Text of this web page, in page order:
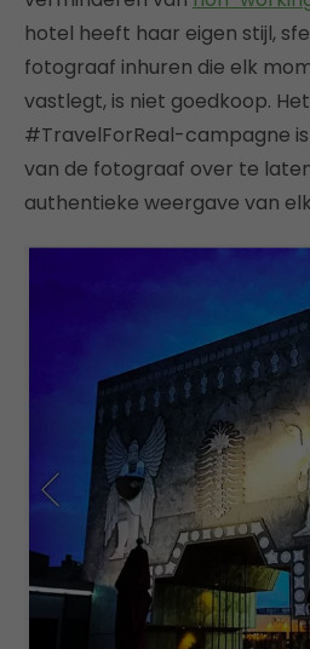
hotel heeft haar eigen stijl,
fotograaf inhuren die elk
vastlegt, is niet goedkoop.
#TravelForReal-campagne
van de fotograaf over te
authentieke weergave van